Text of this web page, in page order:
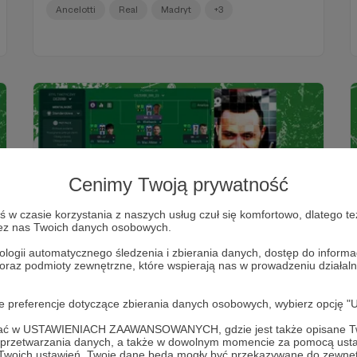
Cenimy Twoją prywatność
w czasie korzystania z naszych usług czuł się komfortowo, dlatego
nas Twoich danych osobowych.
automatycznego śledzenia i zbierania danych, dostęp do
podmioty zewnętrzne, które wspierają nas w prowadzeniu
dotyczące zbierania danych osobowych, wybierz opcję
w USTAWIENIACH ZAAWANSOWANYCH, gdzie jest także opisane
danych, a także w dowolnym momencie za pomocą
Madrycie zaczyna być wykorzystywanie
umiejętności zawodników bez przywiązywania ich do
Ancelotti Real Madryt +3
Roberto De Zerbi. Pułapki przeciążeń.
formacji 1-4-2-3-1, ale kluczem do ich sukcesów nie
zawsze zespołowy, intensywny, z liniami nacisku
zachęcającymi rywali do gry między nimi
DeZerbi Brighton FM23 +2